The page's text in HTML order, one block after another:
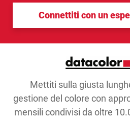
Connettiti con un
Mettiti sulla giusta
gestione del colore con
mensili condivisi da oltre